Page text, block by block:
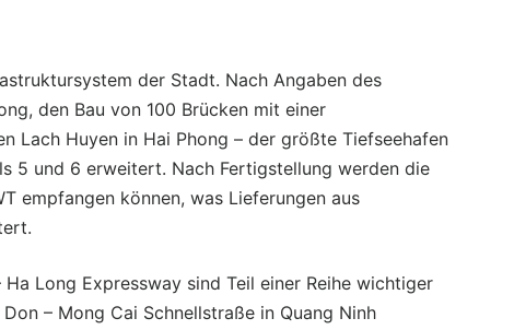
der Stadt. Nach Angaben des
den Bau von 100 Brücken mit einer
Lach Huyen in Hai Phong – der größte Tiefseehafen
5 und 6 erweitert. Nach Fertigstellung werden die
empfangen können, was Lieferungen aus
Long Expressway sind Teil einer Reihe wichtiger
– Mong Cai Schnellstraße in Quang Ninh